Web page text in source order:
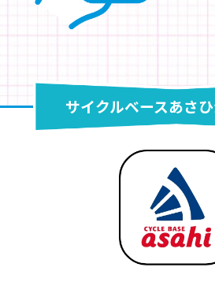
サイクルベースあさ